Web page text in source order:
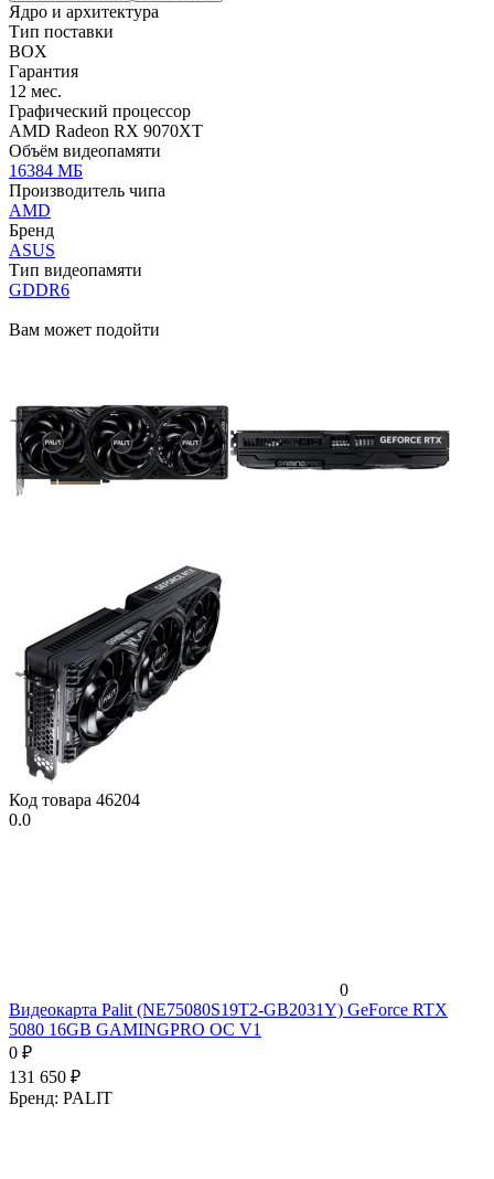
Ядро и архитектура
Тип поставки
BOX
Гарантия
12 мес.
Графический процессор
AMD Radeon RX 9070XT
Объём видеопамяти
16384 МБ
Производитель чипа
AMD
Бренд
ASUS
Тип видеопамяти
GDDR6
Вам может подойти
Код товара 46204
0.0
0
Видеокарта Palit (NE75080S19T2-GB2031Y) GeForce RTX
5080 16GB GAMINGPRO OC V1
0 ₽
131 650 ₽
Бренд: PALIT